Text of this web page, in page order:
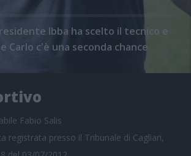
Ibba ha scelto il tecnico e
Carlo c'è una seconda chance
Fabio Salis
registrata presso il Tribunale di Cagliari,